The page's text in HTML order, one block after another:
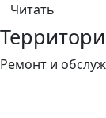
Читать
Ремонт и